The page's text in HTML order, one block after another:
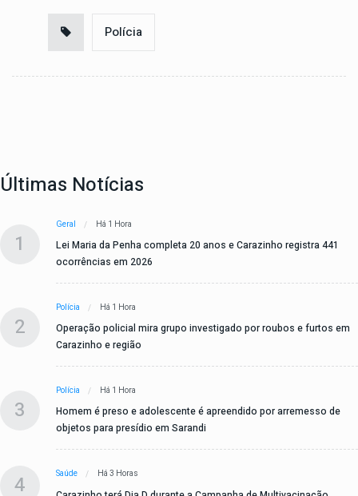
Polícia
Últimas Notícias
1
Geral Há 1 Hora
Lei Maria da Penha completa 20 anos e Carazinho registra 441
ocorrências em 2026
2
Polícia Há 1 Hora
Operação policial mira grupo investigado por roubos e furtos em
Carazinho e região
3
Polícia Há 1 Hora
Homem é preso e adolescente é apreendido por arremesso de
objetos para presídio em Sarandi
4 Saúde Há 3 Horas